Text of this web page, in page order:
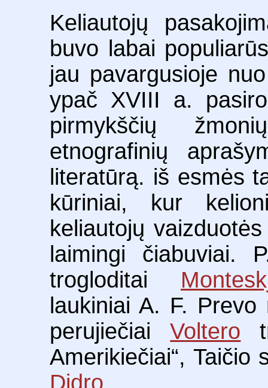
Keliautojų
buvo labai
jau pavargusioje
ypač XVIII a.
pirmykščių
etnografinių
literatūrą. iš esmės
kūriniai, kur
keliautojų
laimingi čiabuviai.
trogloditai
laukiniai A. F. Prevo
perujiečiaiVoltero
Amerikiečiai“,
Didro